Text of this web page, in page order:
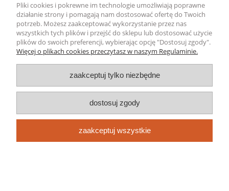
Informacje o firmie
pokaż pełną wersję strony
Sklep internetowy Shoper.pl
Pliki cookies i pokrewne im technologie umożliwiają poprawne
działanie strony i pomagają nam dostosować ofertę do Twoich
potrzeb. Możesz zaakceptować wykorzystanie przez nas
wszystkich tych plików i przejść do sklepu lub dostosować użycie
plików do swoich preferencji, wybierając opcję "Dostosuj zgody".
Więcej o plikach cookies przeczytasz w naszym Regulaminie.
zaakceptuj tylko niezbędne
dostosuj zgody
zaakceptuj wszystkie